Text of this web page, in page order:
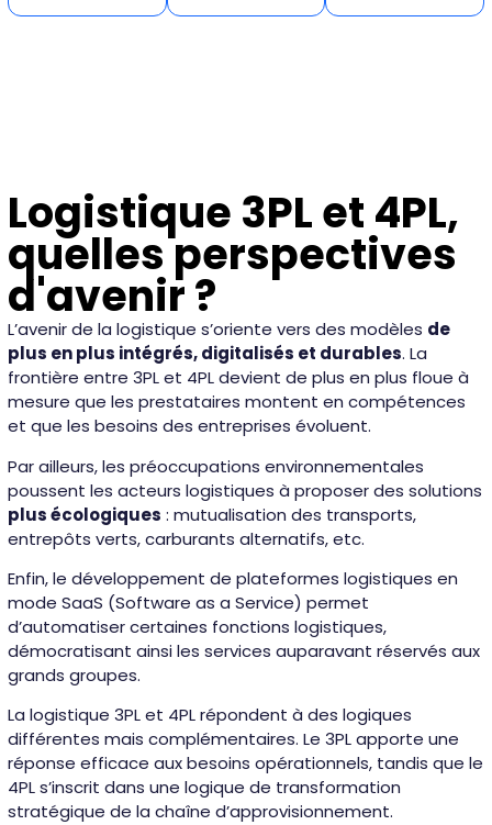
Logistique 3PL et 4PL,
quelles perspectives
d'avenir ?
L’avenir de la logistique s’oriente vers des modèles de
plus en plus intégrés, digitalisés et durables. La
frontière entre 3PL et 4PL devient de plus en plus floue à
mesure que les prestataires montent en compétences
et que les besoins des entreprises évoluent.
Par ailleurs, les préoccupations environnementales
poussent les acteurs logistiques à proposer des solutions
plus écologiques : mutualisation des transports,
entrepôts verts, carburants alternatifs, etc.
Enfin, le développement de plateformes logistiques en
mode SaaS (Software as a Service) permet
d’automatiser certaines fonctions logistiques,
démocratisant ainsi les services auparavant réservés aux
grands groupes.
La logistique 3PL et 4PL répondent à des logiques
différentes mais complémentaires. Le 3PL apporte une
réponse efficace aux besoins opérationnels, tandis que le
4PL s’inscrit dans une logique de transformation
stratégique de la chaîne d’approvisionnement.